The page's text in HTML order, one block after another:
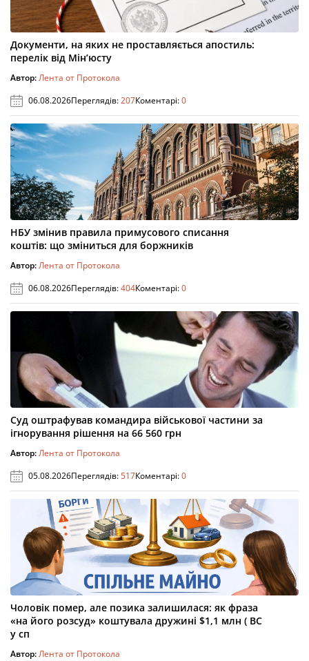
Документи, на яких не проставляється апостиль:
перелік від Мін’юсту
Автор:Лента от Протокола
06.08.2026Переглядів:207Коментарі:0
НБУ змінив правила примусового списання
коштів: що зміниться для боржників
Автор:Лента от Протокола
06.08.2026Переглядів:404Коментарі:0
Суд оштрафував командира військової частини за
ігнорування рішення на 66 560 грн
Автор:Лента от Протокола
05.08.2026Переглядів:517Коментарі:0
Чоловік помер, але позика залишилася: як фраза
«на його розсуд» коштувала дружині $1,1 млн ( ВС
у сп
Автор:Лента от Протокола